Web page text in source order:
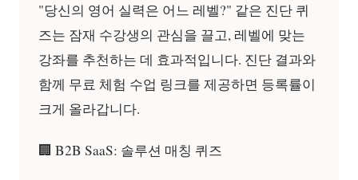
"당신의 영어 실력은 어느 레벨?" 같은 진단 퀴
즈는 잠재 수강생의 관심을 끌고, 레벨에 맞는
강좌를 추천하는 데 효과적입니다. 진단 결과와
함께 무료 체험 수업 링크를 제공하면 등록률이
크게 올라갑니다.
🏢 B2B SaaS: 솔루션 매칭 퀴즈